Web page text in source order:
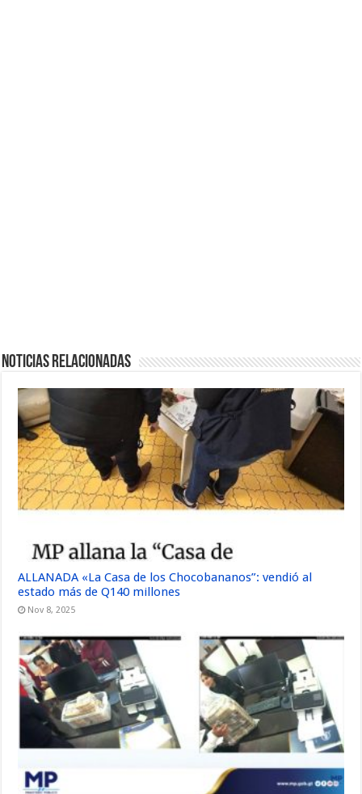
Noticias Relacionadas
ALLANADA «La Casa de los Chocobananos”: vendió al
estado más de Q140 millones
Nov 8, 2025